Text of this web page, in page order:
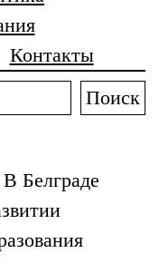
Контакты
Поиск
В Белграде